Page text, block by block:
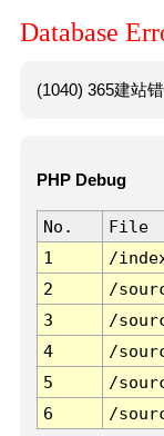
Database
(1040) 365建站
PHP Debug
No. File
1
/
2
/
3
/
4
/
5
/
6
/